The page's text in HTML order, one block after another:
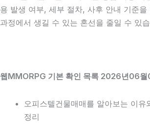
용 발생 여부, 세부 절차, 사후 안내 기준을
과정에서 생길 수 있는 혼선을 줄일 수 있
웹MMORPG 기본 확인 목록 2026년06
오피스텔건물매매를 알아보는 이유
정리